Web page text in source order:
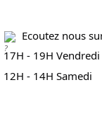
Ecoutez nous
17H - 19H
12H - 14H Samedi